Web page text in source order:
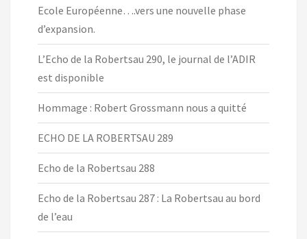
Ecole Européenne….vers une nouvelle phase
d’expansion.
L’Echo de la Robertsau 290, le journal de l’ADIR
est disponible
Hommage : Robert Grossmann nous a quitté
ECHO DE LA ROBERTSAU 289
Echo de la Robertsau 288
Echo de la Robertsau 287 : La Robertsau au bord
de l’eau